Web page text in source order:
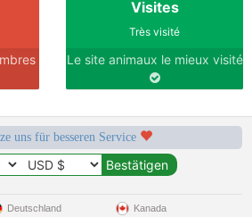
Visites
Très visité
Le site animaux le mieux visité
uns für besseren Service
Deutschland Kanada